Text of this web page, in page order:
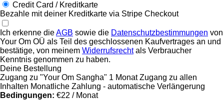
Credit Card / Kreditkarte
Bezahle mit deiner Kreditkarte via Stripe Checkout
Ich erkenne dieAGB sowie die Datenschutzbestimmungen von
Your Om OÜ als Teil des geschlossenen Kaufvertrages an und
bestätige, von meinem Widerrufsrechtals Verbraucher
Kenntnis genommen zu haben.
Deine Bestellung
Zugang zu "Your Om Sangha" 1 Monat Zugang zu allen
Inhalten Monatliche Zahlung - automatische Verlängerung
Bedingungen: €22 / Monat